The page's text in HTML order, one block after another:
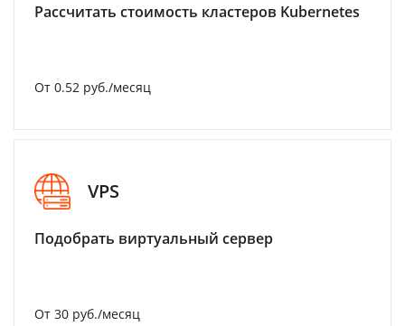
Рассчитать стоимость кластеров Kubernetes
От 0.52 руб./месяц
VPS
Подобрать виртуальный сервер
От 30 руб./месяц